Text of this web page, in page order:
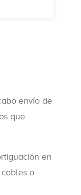
envío de
que
en
o